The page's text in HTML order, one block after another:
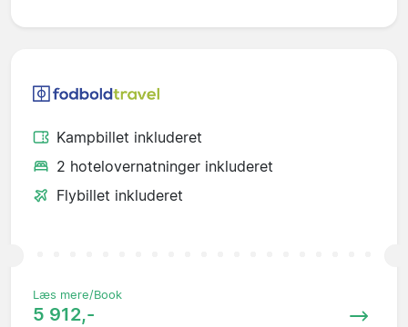
Kampbillet inkluderet
2 hotelovernatninger inkluderet
Flybillet inkluderet
Læs mere/Book
5 912,-